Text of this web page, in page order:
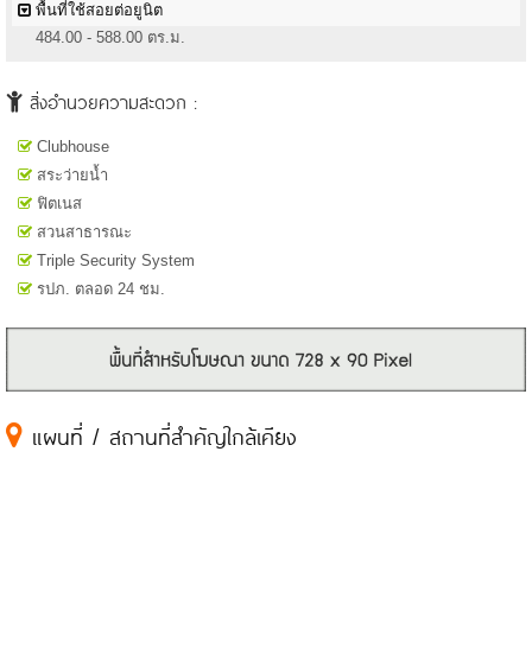
พื้นที่ใช้สอยต่อยูนิต
484.00 - 588.00 ตร.ม.
สิ่งอำนวยความสะดวก :
Clubhouse
สระว่ายน้ำ
ฟิตเนส
สวนสาธารณะ
Triple Security System
รปภ. ตลอด 24 ชม.
แผนที่ / สถานที่สำคัญใกล้เคียง